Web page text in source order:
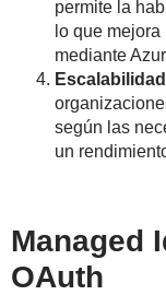
permite la
lo que
mediante
Escalabilidad
según las
un
Managed
OAuth